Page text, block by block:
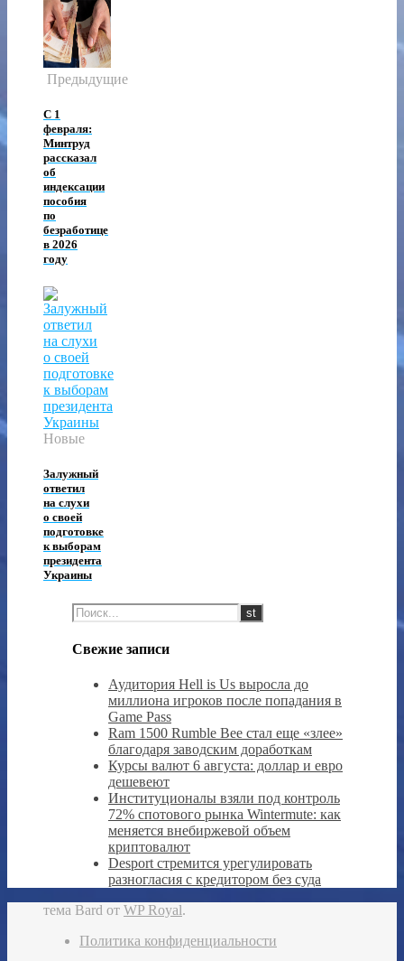
Предыдущие
С 1
февраля:
Минтруд
рассказал
об
индексации
пособия
по
безработице
в 2026
году
Новые
Залужный
ответил
на слухи
о своей
подготовке
к выборам
президента
Украины
Свежие записи
Аудитория Hell is Us выросла до
миллиона игроков после попадания в
Game Pass
Ram 1500 Rumble Bee стал еще «злее»
благодаря заводским доработкам
Курсы валют 6 августа: доллар и евро
дешевеют
Институционалы взяли под контроль
72% спотового рынка Wintermute: как
меняется внебиржевой объем
криптовалют
Desport стремится урегулировать
разногласия с кредитором без суда
тема Bard от WP Royal.
Политика конфиденциальности